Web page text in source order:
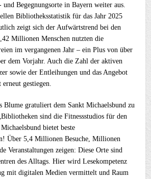
Begegnungsorte in Bayern weiter aus.
Bibliotheksstatistik für das Jahr 2025
zeigt sich der Aufwärtstrend bei den
Millionen Menschen nutzten die
im vergangenen Jahr – ein Plus von über
dem Vorjahr. Auch die Zahl der aktiven
sowie der Entleihungen und das Angebot
gestiegen.
Blume gratuliert dem Sankt Michaelsbund zu
sind die Fitnessstudios für den
bietet beste
Über 5,4 Millionen Besuche, Millionen
Veranstaltungen zeigen: Diese Orte sind
des Alltags. Hier wird Lesekompetenz
mit digitalen Medien vermittelt und Raum